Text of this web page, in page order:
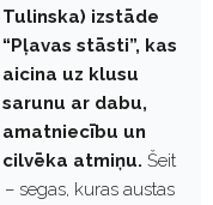
Tulinska) izstāde
“Pļavas stāsti”, kas
aicina uz klusu
sarunu ar dabu,
amatniecību un
cilvēka atmiņu. Šeit
segas, kuras austas